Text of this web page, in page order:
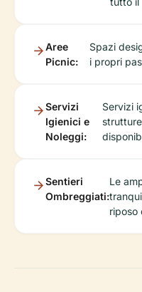
Aree
Picnic:
Spazi
i propri
Servizi
Igienici e
Noleggi:
Servizi
Sentieri
Ombreggiati:
Le
riposo